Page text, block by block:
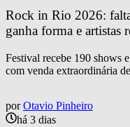
Rock in Rio 2026:
ganha forma e artistas
Festival recebe 190 shows
com venda extraordinária
por Otavio Pinheiro
há 3 dias